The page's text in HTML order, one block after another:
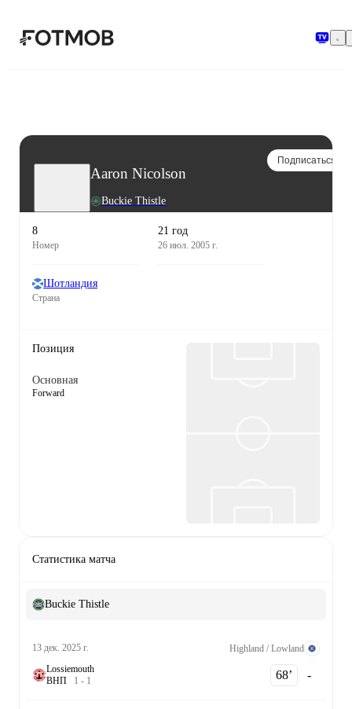
Aaron Nicolson
Buckie Thistle
Подписаться
8
Номер
21 год
26 июл. 2005 г.
Шотландия
Страна
Позиция
Основная
Forward
Статистика матча
Buckie Thistle
13 дек. 2025 г.
Highland / Lowland
Lossiemouth
ВНП 1 - 1 68‎’‎ -